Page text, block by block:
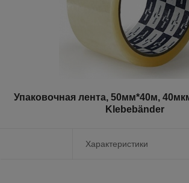
Упаковочная лента, 50мм*40м,
Klebebänder
Характеристики